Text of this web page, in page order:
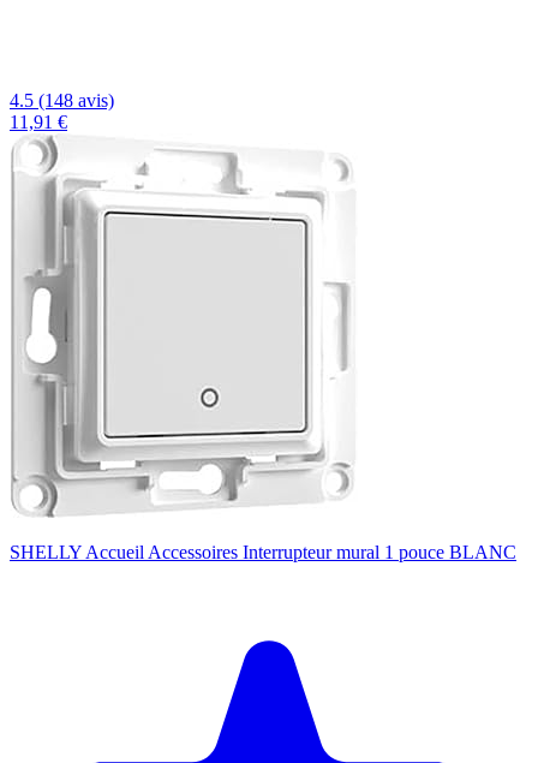
4.5 (148 avis)
11,91 €
SHELLY Accueil Accessoires Interrupteur mural 1 pouce BLANC